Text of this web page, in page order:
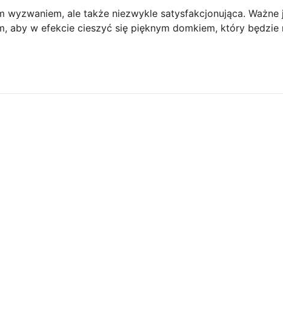
ale także niezwykle satysfakcjonująca. Ważne
aby w efekcie cieszyć się pięknym domkiem, który będzie